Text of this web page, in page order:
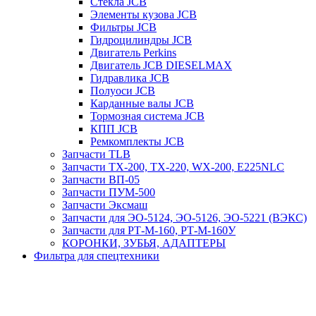
Элементы кузова JCB
Фильтры JCB
Гидроцилиндры JCB
Двигатель Perkins
Двигатель JCB DIESELMAX
Гидравлика JCB
Полуоси JCB
Карданные валы JCB
Тормозная система JCB
КПП JCB
Ремкомплекты JCB
Запчасти TLB
Запчасти TX-200, TX-220, WX-200, E225NLC
Запчасти ВП-05
Запчасти ПУМ-500
Запчасти Эксмаш
Запчасти для ЭО-5124, ЭО-5126, ЭО-5221 (ВЭКС)
Запчасти для РТ-М-160, РТ-М-160У
КОРОНКИ, ЗУБЬЯ, АДАПТЕРЫ
Фильтра для спецтехники